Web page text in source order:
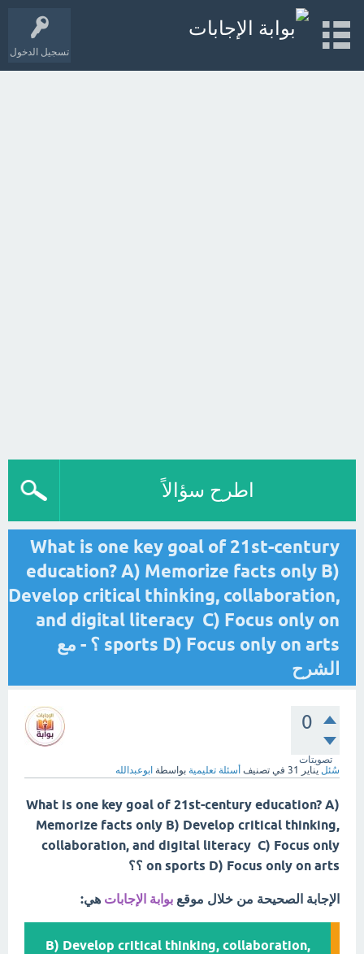
تسجيل الدخول
اطرح سؤالاً
What is one key goal of 21st-century
education? A) Memorize facts only B)
Develop critical thinking, collaboration,
and digital literacy C) Focus only on
sports D) Focus only on arts ؟ - مع
الشرح
0
تصويتات
سُئل يناير 31 في تصنيف أسئلة تعليمية بواسطة ابوعبدالله
What is one key goal of 21st-century education? A)
Memorize facts only B) Develop critical thinking,
collaboration, and digital literacy C) Focus only
on sports D) Focus only on arts ؟؟
الإجابة الصحيحة من خلال موقع بوابة الإجابات هي:
B) Develop critical thinking, collaboration,